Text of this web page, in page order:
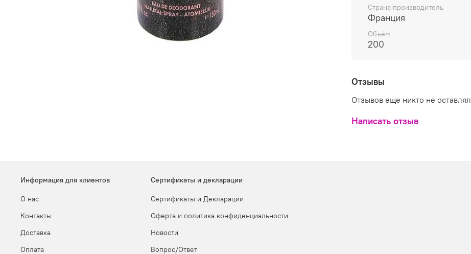
Страна производитель
Франция
Объём
200
Отзывы
Отзывов еще никто не оставлял
Написать отзыв
Информация для клиентов
О нас
Контакты
Доставка
Оплата
Сертификаты и декларации
Сертификаты и Декларации
Оферта и политика конфиденциальности
Новости
Вопрос/Ответ